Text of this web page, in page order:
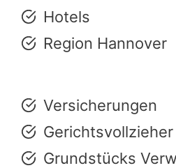
Hotels
Region Hannover
Versicherungen
Gerichtsvollzieher
Grundstücks